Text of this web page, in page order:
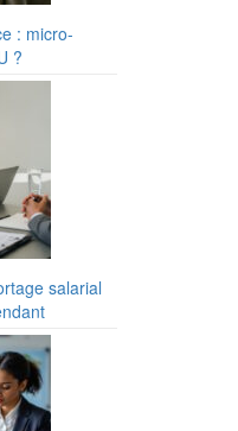
: micro-
?
salarial